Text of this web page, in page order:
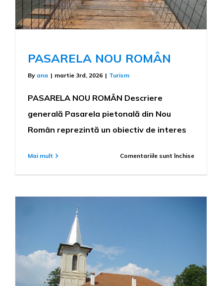
PASARELA NOU ROMÂN
By ana | martie 3rd, 2026 | Turism
PASARELA NOU ROMÂN Descriere
generală Pasarela pietonală din Nou
Român reprezintă un obiectiv de interes
Mai mult Comentariile sunt închisepentru